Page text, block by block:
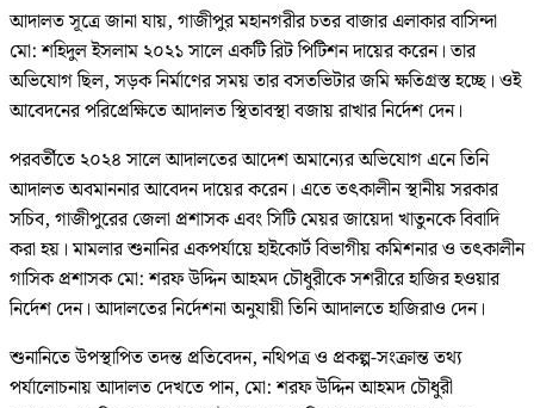
আদালত সূত্রে জানা যায়, গাজীপুর মহানগরীর চতর বাজার এলাকার বাসিন্দা
মো: শহিদুল ইসলাম ২০২১ সালে একটি রিট পিটিশন দায়ের করেন। তার
অভিযোগ ছিল, সড়ক নির্মাণের সময় তার বসতভিটার জমি ক্ষতিগ্রস্ত হচ্ছে। ওই
আবেদনের পরিপ্রেক্ষিতে আদালত স্থিতাবস্থা বজায় রাখার নির্দেশ দেন।
পরবর্তীতে ২০২৪ সালে আদালতের আদেশ অমান্যের অভিযোগ এনে তিনি
আদালত অবমাননার আবেদন দায়ের করেন। এতে তৎকালীন স্থানীয় সরকার
সচিব, গাজীপুরের জেলা প্রশাসক এবং সিটি মেয়র জায়েদা খাতুনকে বিবাদি
করা হয়। মামলার শুনানির একপর্যায়ে হাইকোর্ট বিভাগীয় কমিশনার ও তৎকালীন
গাসিক প্রশাসক মো: শরফ উদ্দিন আহমদ চৌধুরীকে সশরীরে হাজির হওয়ার
নির্দেশ দেন। আদালতের নির্দেশনা অনুযায়ী তিনি আদালতে হাজিরাও দেন।
শুনানিতে উপস্থাপিত তদন্ত প্রতিবেদন, নথিপত্র ও প্রকল্প-সংক্রান্ত তথ্য
পর্যালোচনায় আদালত দেখতে পান, মো: শরফ উদ্দিন আহমদ চৌধুরী